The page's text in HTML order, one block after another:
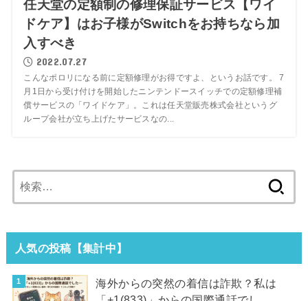
任天堂の定額制の修理保証サービス【ワイ
ドケア】はお子様がSwitchをお持ちなら加
入すべき
2022.07.27
こんなポロリになる前に定額修理がお得ですよ、というお話です。 7
月1日から受け付けを開始したニンテンドースイッチでの定額修理補
償サービスの「ワイドケア」。これは任天堂販売株式会社というグ
ループ会社が立ち上げたサービスなの...
索:
人気の投稿【集計中】
海外からの突然の着信は詐欺？私は